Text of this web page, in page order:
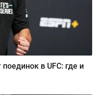
в UFC: где и